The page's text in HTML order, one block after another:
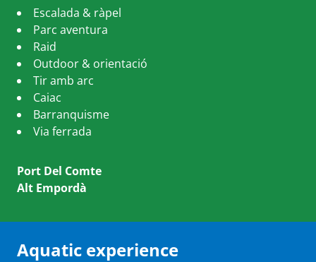
Escalada & ràpel
Parc aventura
Raid
Outdoor & orientació
Tir amb arc
Caiac
Barranquisme
Via ferrada
Port Del Comte
Alt Empordà
Aquatic experience